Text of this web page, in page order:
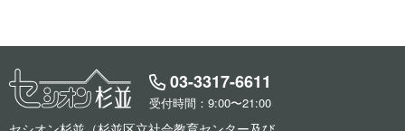
03-3317-6611
受付時間：9:00〜21:00